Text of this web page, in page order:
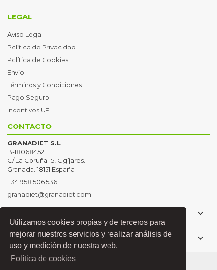
Utilizamos cookies propias y de terceros para
mejorar nuestros servicios y realizar análisis de
uso y medición de nuestra web.
Política de cookies
LEGAL
Aviso Legal
Política de Privacidad
Política de Cookies
Envío
Términos y Condiciones
Pago Seguro
Incentivos UE
CONTACTO
GRANADIET S.L
B-18068452
C/ La Coruña 15, Ogíjares.
Granada. 18151 España
+34 958 506 536
granadiet@granadiet.com

TRABAJA CON NOSOTROS 